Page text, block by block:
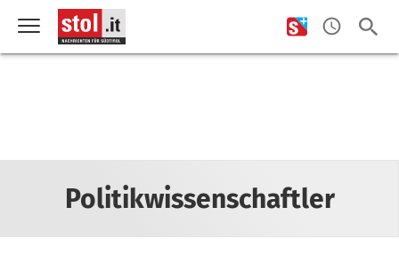
Politikwissenschaftler